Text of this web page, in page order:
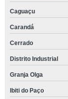
Caguaçu
Carandá
Cerrado
Distrito Industrial
Granja Olga
Ibiti do Paço